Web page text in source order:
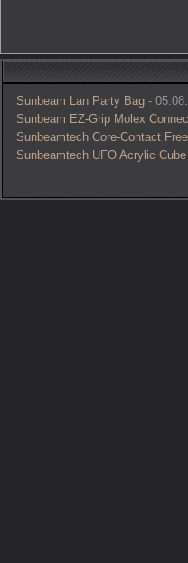
Sunbeam Lan Party Bag -
Sunbeam EZ-Grip Molex
Sunbeamtech Core-Contact
Sunbeamtech UFO Acrylic